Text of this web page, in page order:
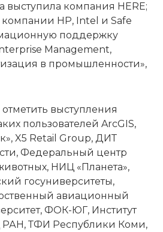
выступила компания HERE;
HP, Intel и Safe
поддержку
Management,
в промышленности»,
выступления
пользователей ArcGIS,
X5 Retail Group, ДИТ
Федеральный центр
НИЦ «Планета»,
госуниверситеты,
авиационный
ФОК-ЮГ, Институт
ТФИ Республики Коми,